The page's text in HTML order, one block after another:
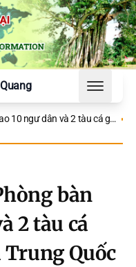
Toggle
10 ngư dân và 2 tàu cá gặp
bàn
2 tàu cá
Quốc